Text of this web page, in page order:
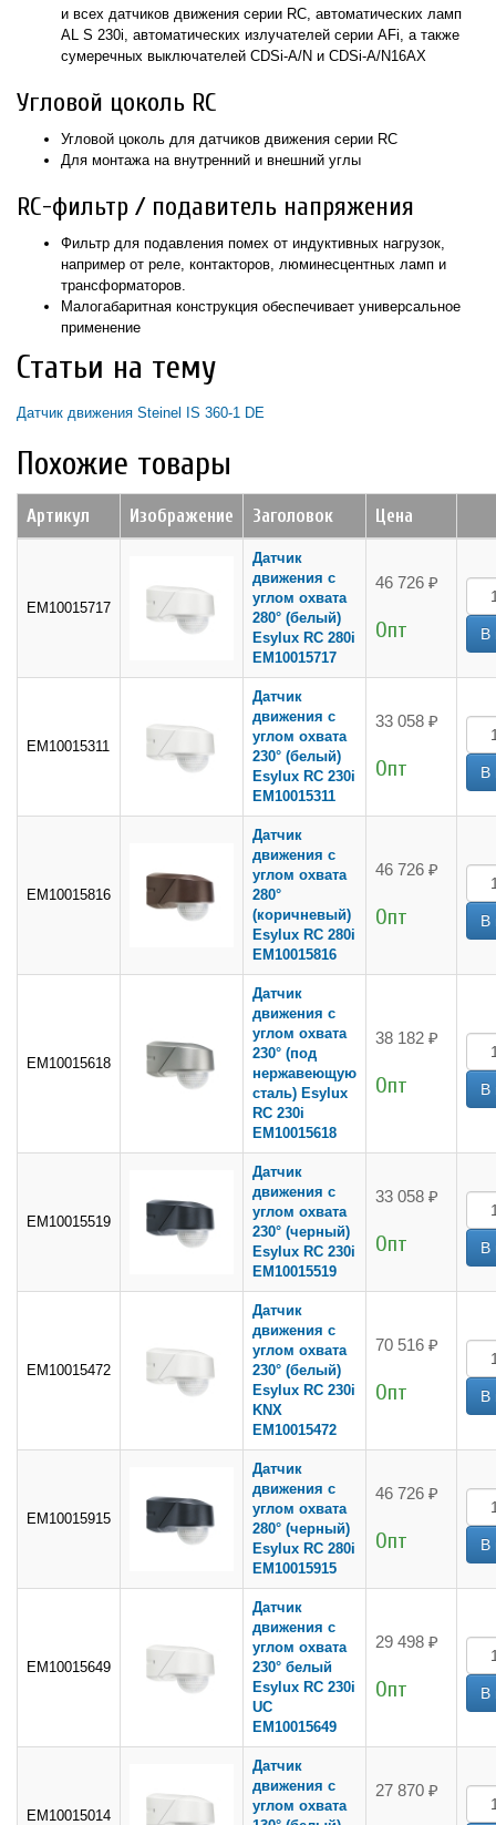
и всех датчиков движения серии RC, автоматических ламп
AL S 230i, автоматических излучателей серии AFi, а также
сумеречных выключателей CDSi-A/N и CDSi-A/N16AX
Угловой цоколь RC
Угловой цоколь для датчиков движения серии RC
Для монтажа на внутренний и внешний углы
RC-фильтр / подавитель напряжения
Фильтр для подавления помех от индуктивных нагрузок,
например от реле, контакторов, люминесцентных ламп и
трансформаторов.
Малогабаритная конструкция обеспечивает универсальное
применение
Статьи на тему
Датчик движения Steinel IS 360-1 DE
Похожие товары
Артикул Изображение Заголовок Цена
EM10015717
Датчик
движения с
углом охвата
280° (белый)
Esylux RC 280i
EM10015717
46 726 ₽
Опт
EM10015311
Датчик
движения с
углом охвата
230° (белый)
Esylux RC 230i
EM10015311
33 058 ₽
Опт
EM10015816
Датчик
движения с
углом охвата
280°
(коричневый)
Esylux RC 280i
EM10015816
46 726 ₽
Опт
EM10015618
Датчик
движения с
углом охвата
230° (под
нержавеющую
сталь) Esylux
RC 230i
EM10015618
38 182 ₽
Опт
EM10015519
Датчик
движения с
углом охвата
230° (черный)
Esylux RC 230i
EM10015519
33 058 ₽
Опт
EM10015472
Датчик
движения с
углом охвата
230° (белый)
Esylux RC 230i
KNX
EM10015472
70 516 ₽
Опт
EM10015915
Датчик
движения с
углом охвата
280° (черный)
Esylux RC 280i
EM10015915
46 726 ₽
Опт
EM10015649
Датчик
движения с
углом охвата
230° белый
Esylux RC 230i
UC
EM10015649
29 498 ₽
Опт
EM10015014
Датчик
движения с
углом охвата
27 870 ₽